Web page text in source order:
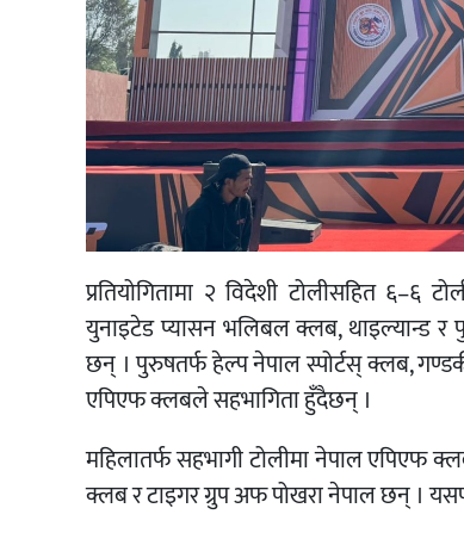
प्रतियोगितामा २ विदेशी टोलीसहित ६–६
युनाइटेड प्यासन भलिबल क्लब, थाइल्यान्ड
छन् । पुरुषतर्फ हेल्प नेपाल स्पोर्टस् क्लब,
एपिएफ क्लबले सहभागिता हुँदैछन् ।
महिलातर्फ सहभागी टोलीमा नेपाल एपिएफ
क्लब र टाइगर ग्रुप अफ पोखरा नेपाल छन् ।